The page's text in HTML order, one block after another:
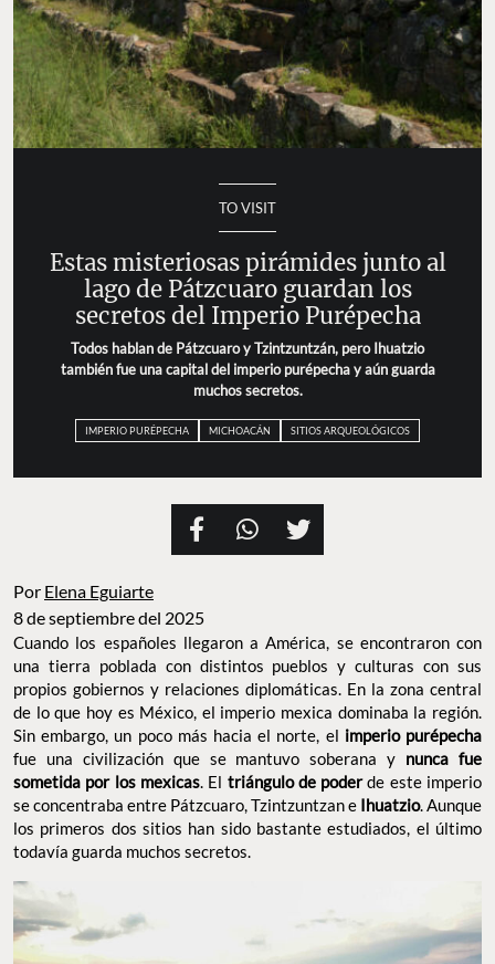
TO VISIT
Estas misteriosas pirámides junto al
lago de Pátzcuaro guardan los
secretos del Imperio Purépecha
Todos hablan de Pátzcuaro y Tzintzuntzán, pero Ihuatzio
también fue una capital del imperio purépecha y aún guarda
muchos secretos.
IMPERIO PURÉPECHA MICHOACÁN SITIOS ARQUEOLÓGICOS
Por Elena Eguiarte
8 de septiembre del 2025
Cuando los españoles llegaron a América, se encontraron con
una tierra poblada con distintos pueblos y culturas con sus
propios gobiernos y relaciones diplomáticas. En la zona central
de lo que hoy es México, el imperio mexica dominaba la región.
Sin embargo, un poco más hacia el norte, el imperio purépecha
fue una civilización que se mantuvo soberana y nunca fue
sometida por los mexicas. El triángulo de poderde este imperio
se concentraba entre Pátzcuaro, Tzintzuntzan e Ihuatzio. Aunque
los primeros dos sitios han sido bastante estudiados, el último
todavía guarda muchos secretos.